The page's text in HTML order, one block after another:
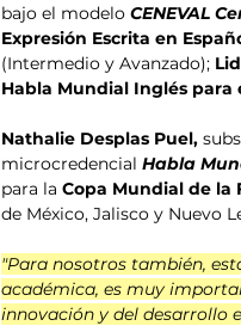
bajo el modelo CENEVAL
Expresión Escrita en
(Intermedio y Avanzado);
Habla Mundial Inglés para
Nathalie Desplas Puel,
microcredencial Habla
para la Copa Mundial de la
de México, Jalisco y Nuevo
"Para nosotros también,
académica, es muy
innovación y del desarrollo